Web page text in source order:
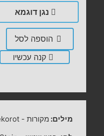
נגן דוגמא
הוספה לסל
קנה עכשיו
מילים: מקורות -